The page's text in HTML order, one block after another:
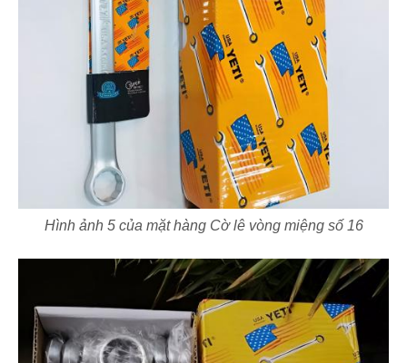
Hình ảnh 5 của mặt hàng Cờ lê vòng miệng số 16